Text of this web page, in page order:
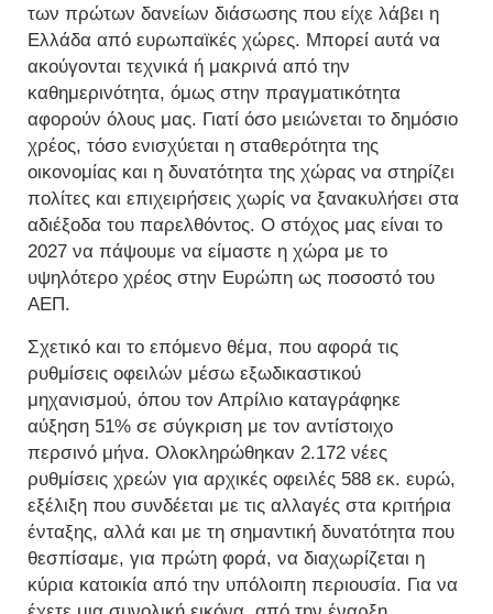
των πρώτων δανείων διάσωσης που είχε λάβει η
Ελλάδα από ευρωπαϊκές χώρες. Μπορεί αυτά να
ακούγονται τεχνικά ή μακρινά από την
καθημερινότητα, όμως στην πραγματικότητα
αφορούν όλους μας. Γιατί όσο μειώνεται το δημόσιο
χρέος, τόσο ενισχύεται η σταθερότητα της
οικονομίας και η δυνατότητα της χώρας να στηρίζει
πολίτες και επιχειρήσεις χωρίς να ξανακυλήσει στα
αδιέξοδα του παρελθόντος. Ο στόχος μας είναι το
2027 να πάψουμε να είμαστε η χώρα με το
υψηλότερο χρέος στην Ευρώπη ως ποσοστό του
ΑΕΠ.
Σχετικό και το επόμενο θέμα, που αφορά τις
ρυθμίσεις οφειλών μέσω εξωδικαστικού
μηχανισμού, όπου τον Απρίλιο καταγράφηκε
αύξηση 51% σε σύγκριση με τον αντίστοιχο
περσινό μήνα. Ολοκληρώθηκαν 2.172 νέες
ρυθμίσεις χρεών για αρχικές οφειλές 588 εκ. ευρώ,
εξέλιξη που συνδέεται με τις αλλαγές στα κριτήρια
ένταξης, αλλά και με τη σημαντική δυνατότητα που
θεσπίσαμε, για πρώτη φορά, να διαχωρίζεται η
κύρια κατοικία από την υπόλοιπη περιουσία. Για να